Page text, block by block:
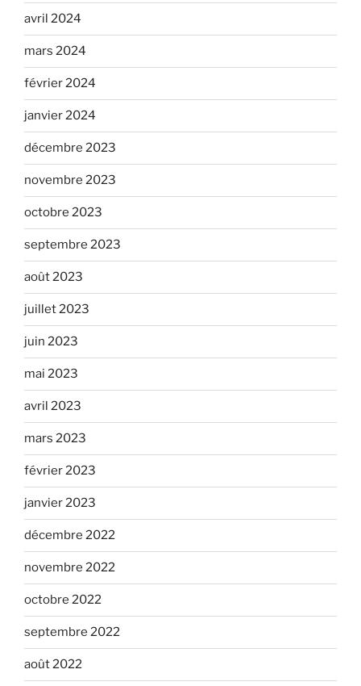
avril 2024
mars 2024
février 2024
janvier 2024
décembre 2023
novembre 2023
octobre 2023
septembre 2023
août 2023
juillet 2023
juin 2023
mai 2023
avril 2023
mars 2023
février 2023
janvier 2023
décembre 2022
novembre 2022
octobre 2022
septembre 2022
août 2022